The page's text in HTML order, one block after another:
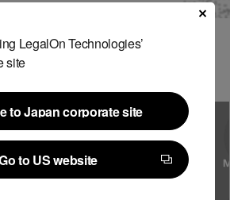
LegalOn Technologies’
site
to Japan corporate site
to Japan corporate site
to US website
to US website